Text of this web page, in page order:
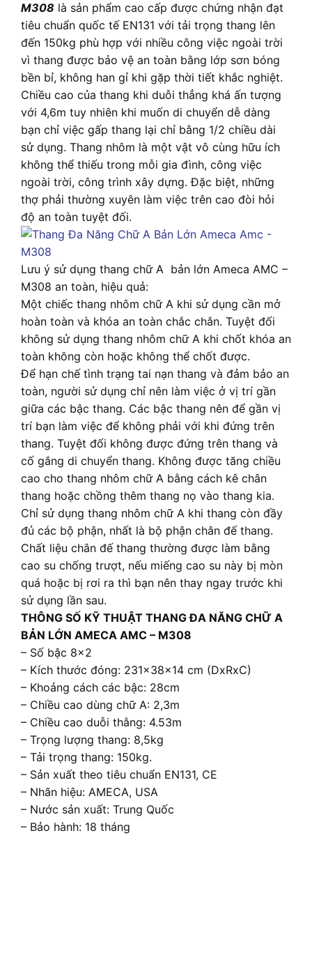
M308 là sản phẩm cao cấp được chứng nhận đạt
tiêu chuẩn quốc tế EN131 với tải trọng thang lên
đến 150kg phù hợp với nhiều công việc ngoài trời
vì thang được bảo vệ an toàn bằng lớp sơn bóng
bền bỉ, không han gỉ khi gặp thời tiết khắc nghiệt.
Chiều cao của thang khi duỗi thẳng khá ấn tượng
với 4,6m tuy nhiên khi muốn di chuyển dễ dàng
bạn chỉ việc gấp thang lại chỉ bằng 1/2 chiều dài
sử dụng. Thang nhôm là một vật vô cùng hữu ích
không thể thiếu trong mỗi gia đình, công việc
ngoài trời, công trình xây dựng. Đặc biệt, những
thợ phải thường xuyên làm việc trên cao đòi hỏi
độ an toàn tuyệt đối.
Lưu ý sử dụng thang chữ A bản lớn Ameca AMC –
M308 an toàn, hiệu quả:
Một chiếc thang nhôm chữ A khi sử dụng cần mở
hoàn toàn và khóa an toàn chắc chắn. Tuyệt đối
không sử dụng thang nhôm chữ A khi chốt khóa an
toàn không còn hoặc không thể chốt được.
Để hạn chế tình trạng tai nạn thang và đảm bảo an
toàn, người sử dụng chỉ nên làm việc ở vị trí gần
giữa các bậc thang. Các bậc thang nên để gần vị
trí bạn làm việc để không phải với khi đứng trên
thang. Tuyệt đối không được đứng trên thang và
cố gắng di chuyển thang. Không được tăng chiều
cao cho thang nhôm chữ A bằng cách kê chân
thang hoặc chồng thêm thang nọ vào thang kia.
Chỉ sử dụng thang nhôm chữ A khi thang còn đầy
đủ các bộ phận, nhất là bộ phận chân đế thang.
Chất liệu chân đế thang thường được làm bằng
cao su chống trượt, nếu miếng cao su này bị mòn
quá hoặc bị rơi ra thì bạn nên thay ngay trước khi
sử dụng lần sau.
THÔNG SỐ KỸ THUẬT THANG ĐA NĂNG CHỮ A
BẢN LỚN AMECA AMC – M308
– Số bậc 8×2
– Kích thước đóng: 231x38x14 cm (DxRxC)
– Khoảng cách các bậc: 28cm
– Chiều cao dùng chữ A: 2,3m
– Chiều cao duỗi thằng: 4.53m
– Trọng lượng thang: 8,5kg
– Tải trọng thang: 150kg.
– Sản xuất theo tiêu chuẩn EN131, CE
– Nhãn hiệu: AMECA, USA
– Nước sản xuất: Trung Quốc
– Bảo hành: 18 tháng